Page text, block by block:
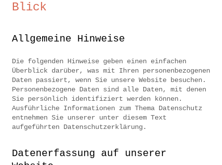
Blick
Allgemeine Hinweise
Die folgenden Hinweise geben einen einfachen
Überblick darüber, was mit Ihren personenbezogenen
Daten passiert, wenn Sie unsere Website besuchen.
Personenbezogene Daten sind alle Daten, mit denen
Sie persönlich identifiziert werden können.
Ausführliche Informationen zum Thema Datenschutz
entnehmen Sie unserer unter diesem Text
aufgeführten Datenschutzerklärung.
Datenerfassung auf unserer